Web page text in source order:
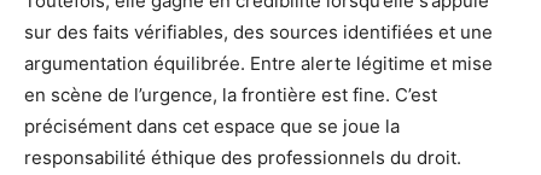
sur des faits vérifiables, des sources identifiées et une
argumentation équilibrée. Entre alerte légitime et mise
en scène de l’urgence, la frontière est fine. C’est
précisément dans cet espace que se joue la
responsabilité éthique des professionnels du droit.